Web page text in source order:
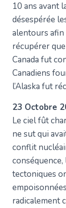
10 ans avant
désespérée
alentours afin
récupérer
Canada fut
Canadiens
l’Alaska fut
23 Octobre
Le ciel fût
ne sut qui
conflit
tectoniques
radicalement